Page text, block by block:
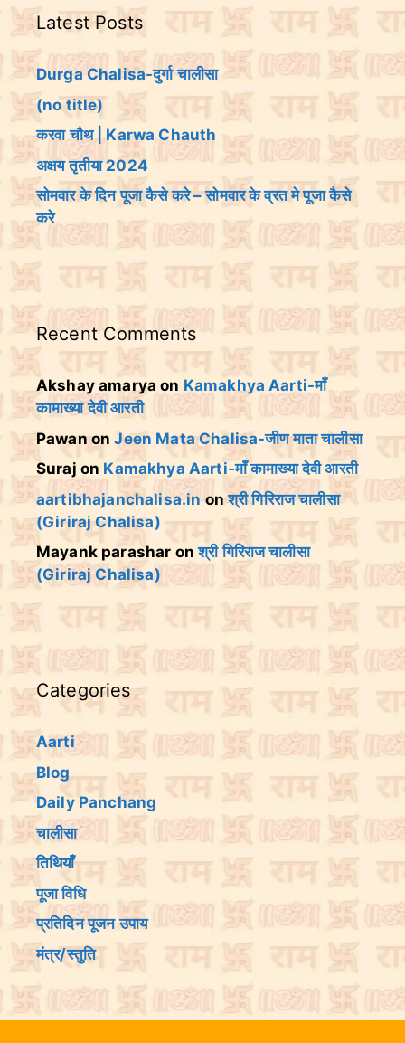
Latest Posts
Durga Chalisa-दुर्गा चालीसा
(no title)
करवा चौथ | Karwa Chauth
अक्षय तृतीया 2024
सोमवार के दिन पूजा कैसे करे – सोमवार के व्रत मे पूजा कैसे
करे
Recent Comments
Akshay amarya on Kamakhya Aarti-माँ
कामाख्या देवी आरती
PawanonJeen Mata Chalisa-जीण माता चालीसा
Suraj on Kamakhya Aarti-माँ कामाख्या देवी आरती
aartibhajanchalisa.in onश्री गिरिराज चालीसा
(Giriraj Chalisa)
Mayank parashar onश्री गिरिराज चालीसा
(Giriraj Chalisa)
Categories
Aarti
Blog
Daily Panchang
चालीसा
तिथियांँ
पूजा विधि
प्रतिदिन पूजन उपाय
मंत्र/स्तुति